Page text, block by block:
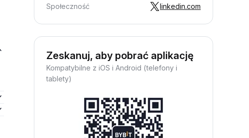
Społeczność
linkedin.com
Zeskanuj, aby pobrać aplikację
Kompatybilne z iOS i Android (telefony i
tablety)